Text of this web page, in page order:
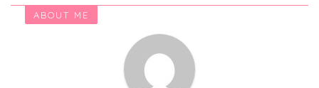
ABOUT ME